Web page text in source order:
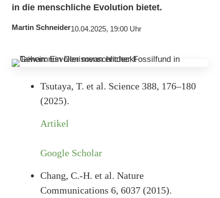
in die menschliche Evolution bietet.
Martin Schneider10.04.2025, 19:00 Uhr
Tsutaya, T. et al. Science 388, 176–180
(2025).
Artikel
Google Scholar
Chang, C.-H. et al. Nature
Communications 6, 6037 (2015).